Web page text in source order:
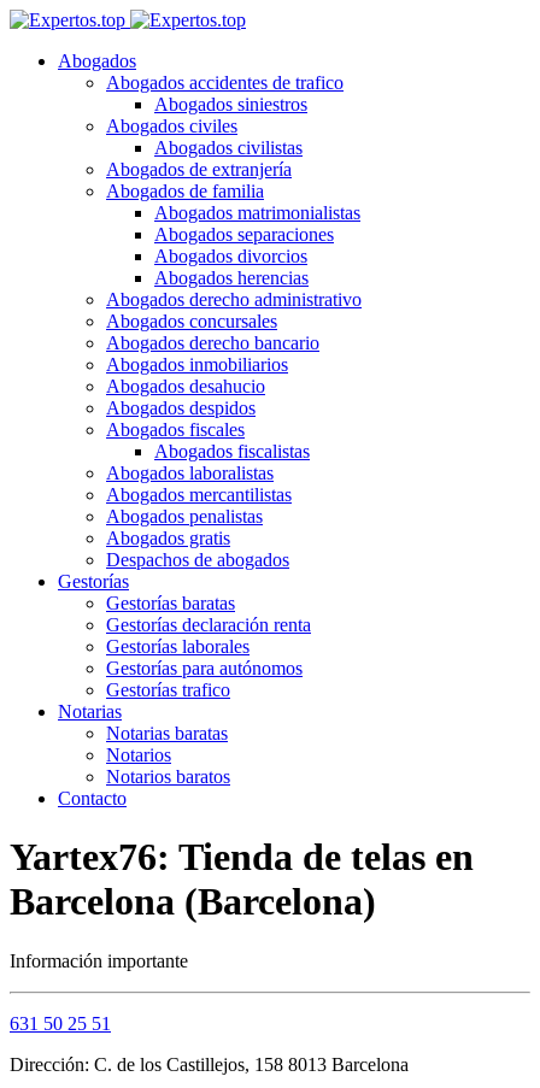
Abogados
Abogados accidentes de trafico
Abogados siniestros
Abogados civiles
Abogados civilistas
Abogados de extranjería
Abogados de familia
Abogados matrimonialistas
Abogados separaciones
Abogados divorcios
Abogados herencias
Abogados derecho administrativo
Abogados concursales
Abogados derecho bancario
Abogados inmobiliarios
Abogados desahucio
Abogados despidos
Abogados fiscales
Abogados fiscalistas
Abogados laboralistas
Abogados mercantilistas
Abogados penalistas
Abogados gratis
Despachos de abogados
Gestorías
Gestorías baratas
Gestorías declaración renta
Gestorías laborales
Gestorías para autónomos
Gestorías trafico
Notarias
Notarias baratas
Notarios
Notarios baratos
Contacto
Yartex76: Tienda de telas en
Barcelona (Barcelona)
Información importante
631 50 25 51
Dirección: C. de los Castillejos, 158 8013 Barcelona